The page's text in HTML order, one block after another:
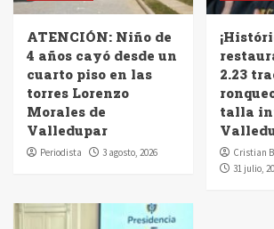
ATENCIÓN: Niño de
4 años cayó desde un
cuarto piso en las
torres Lorenzo
Morales de
Valledupar
Periodista 3 agosto, 2026
2.23
talla
Cristian
31 julio,